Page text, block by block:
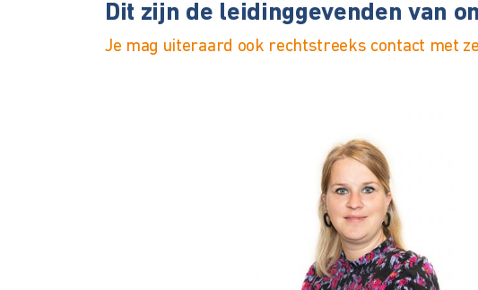
Dit zijn de leidinggevenden van
Je mag uiteraard ook rechtstreeks contact met